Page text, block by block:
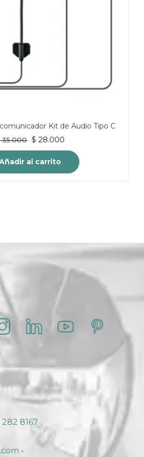
Kit de Audio Tipo C
35.000 El
precio
original
era:
$ 28.000
precio
actual
es:
al carrito
282 8167
-